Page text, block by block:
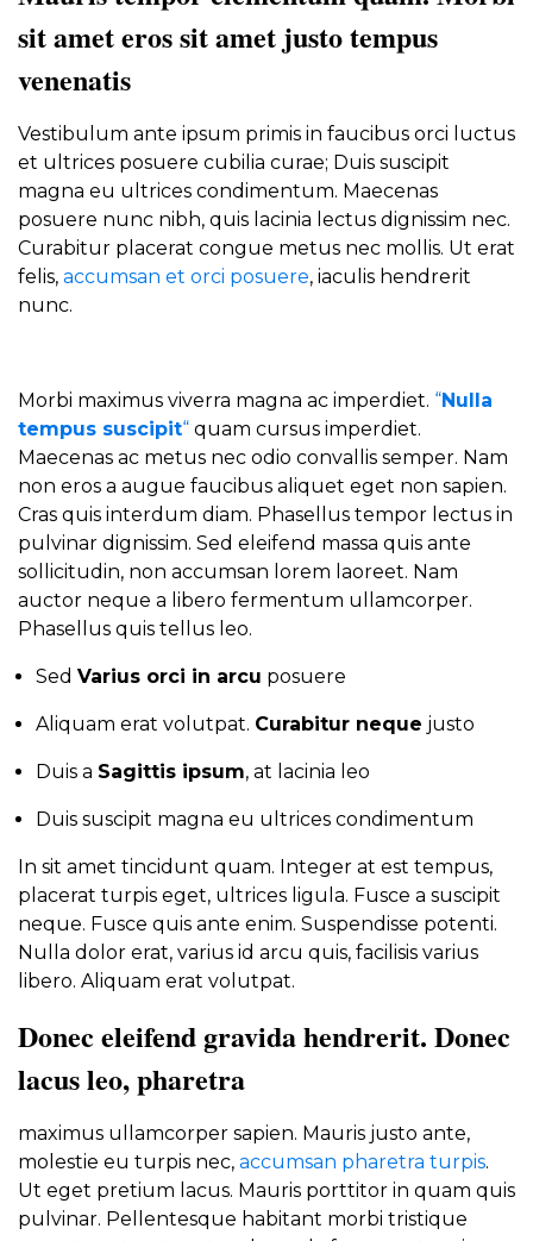
sit amet eros sit amet justo tempus
venenatis
Vestibulum ante ipsum primis in faucibus orci luctus
et ultrices posuere cubilia curae; Duis suscipit
magna eu ultrices condimentum. Maecenas
posuere nunc nibh, quis lacinia lectus dignissim nec.
Curabitur placerat congue metus nec mollis. Ut erat
felis, accumsan et orci posuere, iaculis hendrerit
nunc.
Morbi maximus viverra magna ac imperdiet. “Nulla
tempus suscipit“ quam cursus imperdiet.
Maecenas ac metus nec odio convallis semper. Nam
non eros a augue faucibus aliquet eget non sapien.
Cras quis interdum diam. Phasellus tempor lectus in
pulvinar dignissim. Sed eleifend massa quis ante
sollicitudin, non accumsan lorem laoreet. Nam
auctor neque a libero fermentum ullamcorper.
Phasellus quis tellus leo.
Sed Varius orci in arcu posuere
Aliquam erat volutpat. Curabitur neque justo
Duis a Sagittis ipsum, at lacinia leo
Duis suscipit magna eu ultrices condimentum
In sit amet tincidunt quam. Integer at est tempus,
placerat turpis eget, ultrices ligula. Fusce a suscipit
neque. Fusce quis ante enim. Suspendisse potenti.
Nulla dolor erat, varius id arcu quis, facilisis varius
libero. Aliquam erat volutpat.
Donec eleifend gravida hendrerit. Donec
lacus leo, pharetra
maximus ullamcorper sapien. Mauris justo ante,
molestie eu turpis nec, accumsan pharetra turpis.
Ut eget pretium lacus. Mauris porttitor in quam quis
pulvinar. Pellentesque habitant morbi tristique